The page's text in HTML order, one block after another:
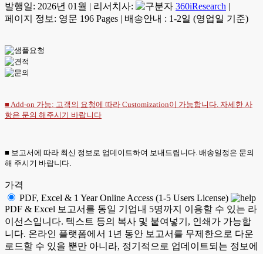
발행일: 2026년 01월 | 리서치사: 360iResearch |
페이지 정보: 영문 196 Pages | 배송안내 : 1-2일 (영업일 기준)
■ Add-on 가능: 고객의 요청에 따라 Customization이 가능합니다. 자세한 사
항은 문의 해주시기 바랍니다
■ 보고서에 따라 최신 정보로 업데이트하여 보내드립니다. 배송일정은 문의
해 주시기 바랍니다.
가격
PDF, Excel & 1 Year Online Access (1-5 Users License)
PDF & Excel 보고서를 동일 기업내 5명까지 이용할 수 있는 라
이선스입니다. 텍스트 등의 복사 및 붙여넣기, 인쇄가 가능합
니다. 온라인 플랫폼에서 1년 동안 보고서를 무제한으로 다운
로드할 수 있을 뿐만 아니라, 정기적으로 업데이트되는 정보에